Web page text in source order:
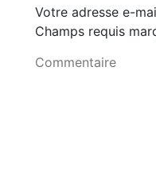
Votre adresse e-
Champs requis
Commentaire